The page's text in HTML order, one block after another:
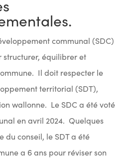
communal (SDC)
structurer, équilibrer et
Il doit respecter le
territorial (SDT),
wallonne. Le SDC a été voté
en avril 2024. Quelques
du conseil, le SDT a été
a 6 ans pour réviser son